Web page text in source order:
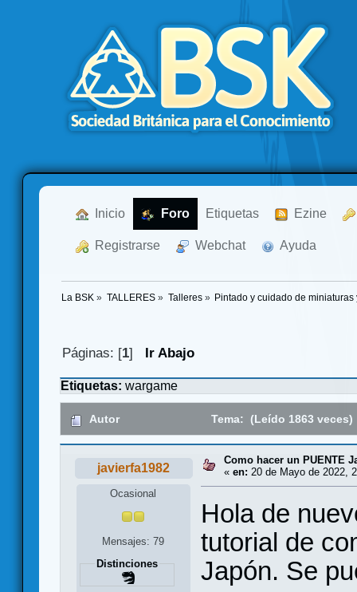
Inicio Foro Etiquetas Ezine
Registrarse Webchat Ayuda
La BSK » TALLERES» Talleres» Pintado y cuidado de miniaturas
Páginas: [1] Ir Abajo
Etiquetas: wargame
Autor Tema: (Leído 1863 veces)
javierfa1982
Ocasional
Mensajes: 79
Distinciones
Como hacer un PUENTE
« en: 20 de Mayo de 2022,
Hola de
tutorial de
Japón. Se